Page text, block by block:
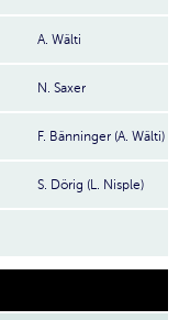
A. Wälti
N. Saxer
F. Bänninger (A. Wälti)
S. Dörig (L. Nisple)